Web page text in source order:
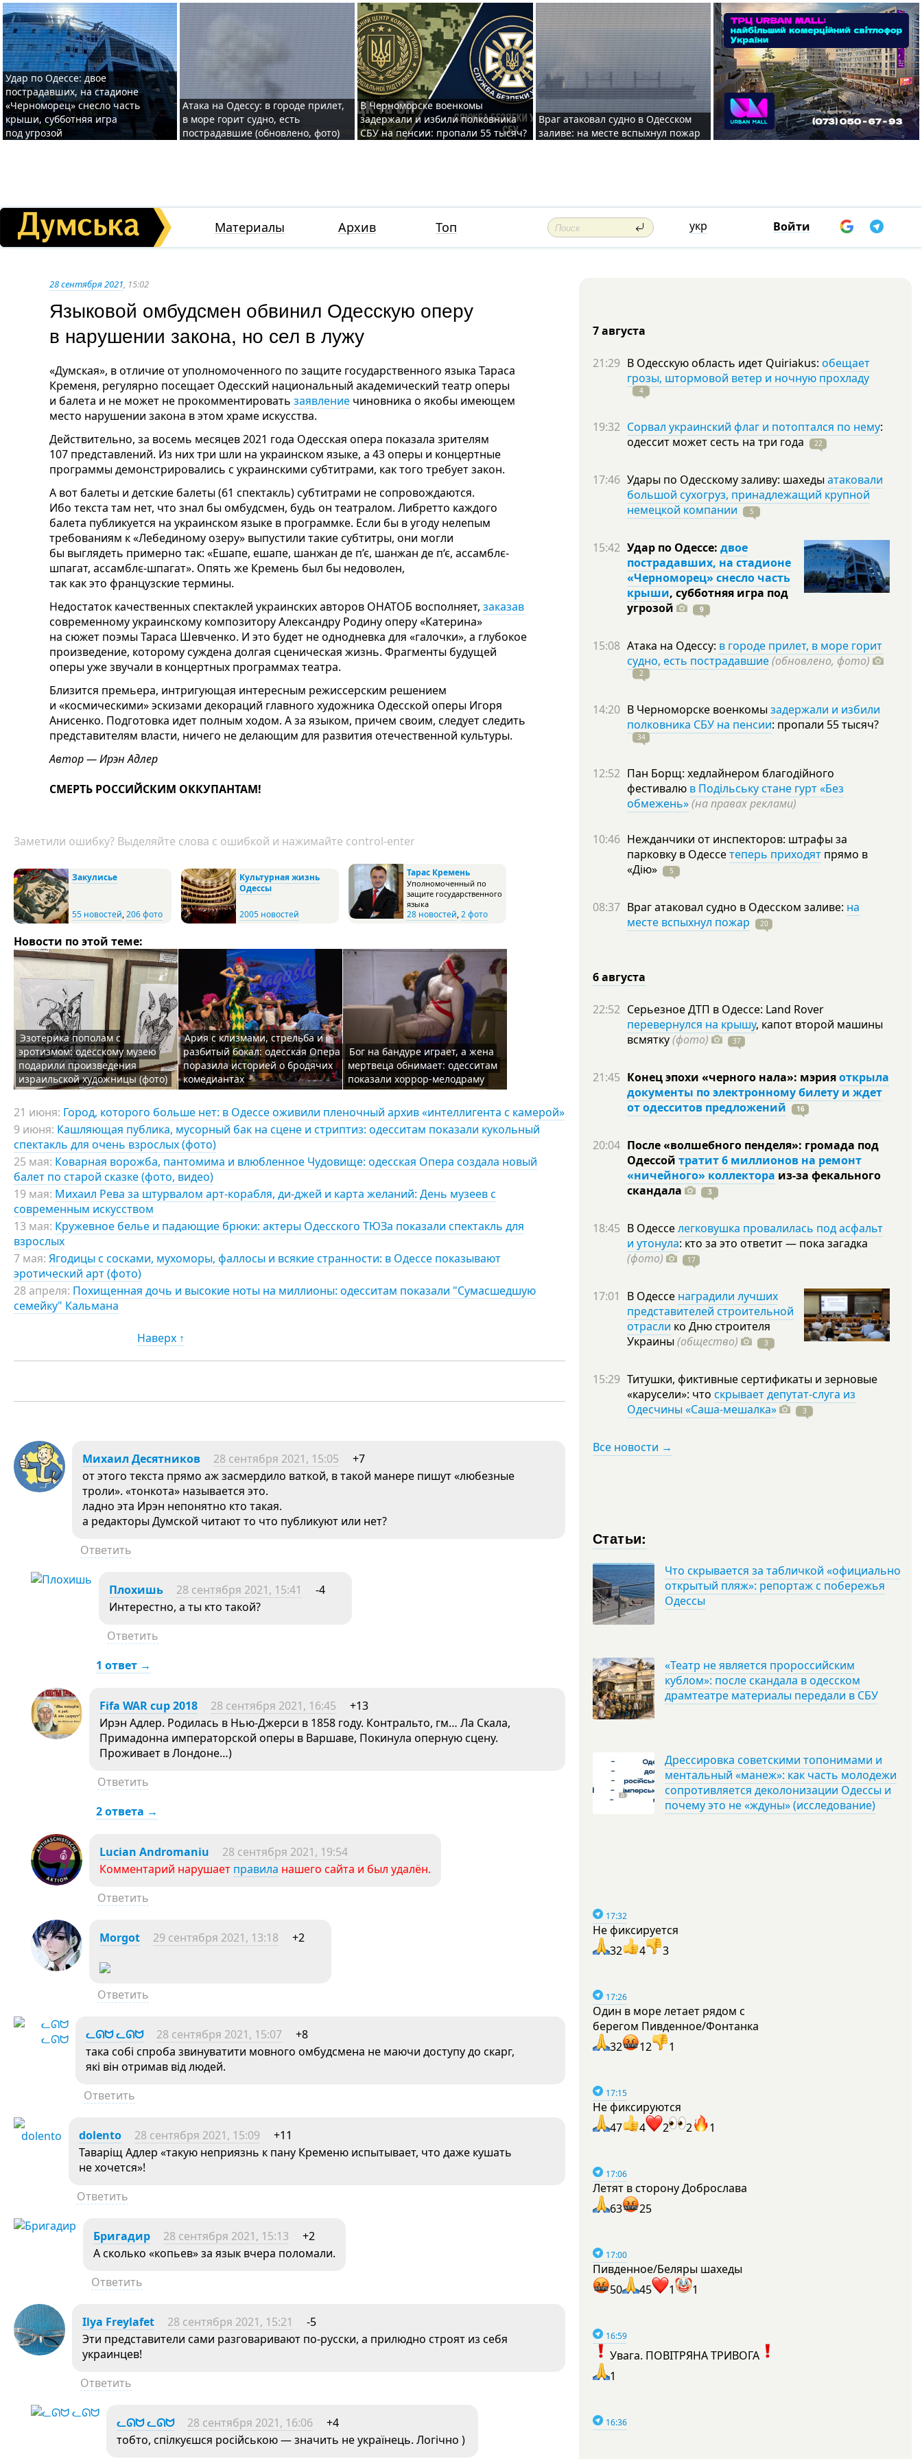
Удар по Одессе: двое
пострадавших, на стадионе
«Черноморец» снесло часть
крыши, субботняя игра
под угрозой
Атака на Одессу: в городе прилет,
в море горит судно, есть
пострадавшие (обновлено, фото)
В Черноморске военкомы
задержали и избили полковника
СБУ на пенсии: пропали 55 тысяч?
Враг атаковал судно в Одесском
заливе: на месте вспыхнул пожар
Материалы Архив Топ укр Войти
28 сентября 2021, 15:02
Языковой омбудсмен обвинил Одесскую оперу
в нарушении закона, но сел в лужу
«Думская», в отличие от уполномоченного по защите государственного языка Тараса
Кременя, регулярно посещает Одесский национальный академический театр оперы
и балета и не может не прокомментировать заявление чиновника о якобы имеющем
место нарушении закона в этом храме искусства.
Действительно, за восемь месяцев 2021 года Одесская опера показала зрителям
107 представлений. Из них три шли на украинском языке, а 43 оперы и концертные
программы демонстрировались с украинскими субтитрами, как того требует закон.
А вот балеты и детские балеты (61 спектакль) субтитрами не сопровождаются.
Ибо текста там нет, что знал бы омбудсмен, будь он театралом. Либретто каждого
балета публикуется на украинском языке в программке. Если бы в угоду нелепым
требованиям к «Лебединому озеру» выпустили такие субтитры, они могли
бы выглядеть примерно так: «Ешапе, ешапе, шанжан де п’є, шанжан де п‘є, ассамблє-
шпагат, ассамблє-шпагат». Опять же Кремень был бы недоволен,
так как это французские термины.
Недостаток качественных спектаклей украинских авторов ОНАТОБ восполняет, заказав
современному украинскому композитору Александру Родину оперу «Катерина»
на сюжет поэмы Тараса Шевченко. И это будет не однодневка для «галочки», а глубокое
произведение, которому суждена долгая сценическая жизнь. Фрагменты будущей
оперы уже звучали в концертных программах театра.
Близится премьера, интригующая интересным режиссерским решением
и «космическими» эскизами декораций главного художника Одесской оперы Игоря
Анисенко. Подготовка идет полным ходом. А за языком, причем своим, следует следить
представителям власти, ничего не делающим для развития отечественной культуры.
Автор — Ирэн Адлер
СМЕРТЬ РОССИЙСКИМ ОККУПАНТАМ!
Заметили ошибку? Выделяйте слова с ошибкой и нажимайте control-enter
Закулисье
55 новостей,206 фото
Культурная жизнь
Одессы
2005 новостей
Тарас Кремень
Уполномоченный по
защите государственного
языка
28 новостей,2 фото
Новости по этой теме:
Эзотерика пополам с
эротизмом: одесскому музею
подарили произведения
израильской художницы (фото)
Ария с клизмами, стрельба и
разбитый бокал: одесская Опера
поразила историей о бродячих
комедиантах
Бог на бандуре играет, а жена
мертвеца обнимает: одесситам
показали хоррор-мелодраму
21 июня: Город, которого больше нет: в Одессе оживили пленочный архив «интеллигента с камерой»
9 июня: Кашляющая публика, мусорный бак на сцене и стриптиз: одесситам показали кукольный
спектакль для очень взрослых (фото)
25 мая: Коварная ворожба, пантомима и влюбленное Чудовище: одесская Опера создала новый
балет по старой сказке (фото, видео)
19 мая: Михаил Рева за штурвалом арт-корабля, ди-джей и карта желаний: День музеев с
современным искусством
13 мая: Кружевное белье и падающие брюки: актеры Одесского ТЮЗа показали спектакль для
взрослых
7 мая: Ягодицы с сосками, мухоморы, фаллосы и всякие странности: в Одессе показывают
эротический арт (фото)
28 апреля: Похищенная дочь и высокие ноты на миллионы: одесситам показали "Сумасшедшую
семейку" Кальмана
Наверх ↑
Михаил Десятников 28 сентября 2021, 15:05
+7
от этого текста прямо аж засмердило ваткой, в такой манере пишут «любезные
троли». «тонкота» называется это.
ладно эта Ирэн непонятно кто такая.
а редакторы Думской читают то что публикуют или нет?
Ответить
Плохишь 28 сентября 2021, 15:41
-4
Интерестно, а ты кто такой?
Ответить
1 ответ →
Fifa WAR cup 2018 28 сентября 2021, 16:45
+13
Ирэн Адлер. Родилась в Нью-Джерси в 1858 году. Контральто, гм… Ла Скала,
Примадонна императорской оперы в Варшаве, Покинула оперную сцену.
Проживает в Лондоне…)
Ответить
2 ответа →
Lucian Andromaniu
28 сентября 2021, 19:54
Комментарий нарушает правила нашего сайта и был удалён.
Ответить
Morgot 29 сентября 2021, 13:18 +2
Ответить
ᓚᘏᗢ ᓚᘏᗢ 28 сентября 2021, 15:07
+8
така собі спроба звинуватити мовного омбудсмена не маючи доступу до скарг,
які він отримав від людей.
Ответить
dolento 28 сентября 2021, 15:09
+11
Таваріщ Адлер «такую неприязнь к пану Кременю испытывает, что даже кушать
не хочется»!
Ответить
Бригадир 28 сентября 2021, 15:13
+2
А сколько «копьев» за язык вчера поломали.
Ответить
Ilya Freylafet 28 сентября 2021, 15:21
-5
Эти представители сами разговаривают по-русски, а прилюдно строят из себя
украинцев!
Ответить
ᓚᘏᗢ ᓚᘏᗢ 28 сентября 2021, 16:06
+4
тобто, спілкуєшся російською — значить не українець. Логічно )
7 августа
21:29 В Одесскую область идет Quiriakus: обещает
грозы, штормовой ветер и ночную прохладу
4
19:32 Сорвал украинский флаг и потоптался по нему:
одессит может сесть на три года 22
17:46 Удары по Одесскому заливу: шахеды атаковали
большой сухогруз, принадлежащий крупной
немецкой компании
5
15:42 Удар по Одессе: двое
пострадавших, на стадионе
«Черноморец» снесло часть
крыши, субботняя игра под
угрозой
9
15:08 Атака на Одессу: в городе прилет, в море горит
судно, есть пострадавшие(обновлено, фото)
2
14:20 В Черноморске военкомы задержали и избили
полковника СБУ на пенсии: пропали 55тысяч?
34
12:52 Пан Борщ: хедлайнером благодійного
фестивалю в Подільську стане гурт «Без
обмежень»(на правах реклами)
10:46 Нежданчики от инспекторов: штрафы за
парковку в Одессетеперь приходят прямо в
«Дію»
5
08:37 Враг атаковал судно в Одесском заливе: на
месте вспыхнул пожар
20
6 августа
22:52 Серьезное ДТП в Одессе: Land Rover
перевернулся на крышу, капот второй машины
всмятку(фото) 37
21:45 Конец эпохи «черного нала»: мэрияоткрыла
документы по электронному билету и ждет
от одесситов предложений
16
20:04 После «волшебного пенделя»: громада под
Одессой тратит 6 миллионов на ремонт
«ничейного» коллектора из-за фекального
скандала
3
18:45 В Одесселегковушка провалилась под асфальт
и утонула: кто за это ответит — пока загадка
(фото)
17
17:01 В Одессе наградили лучших
представителей строительной
отрасли ко Дню строителя
Украины (общество) 3
15:29 Титушки, фиктивные сертификаты и зерновые
«карусели»: что скрывает депутат-слуга из
Одесчины «Саша-мешалка»
3
Все новости →
Статьи:
Что скрывается за табличкой «официально
открытый пляж»: репортаж с побережья
Одессы
«Театр не является пророссийским
кублом»: после скандала в одесском
драмтеатре материалы передали в СБУ
Дрессировка советскими топонимами и
ментальный «манеж»: как часть молодежи
сопротивляется деколонизации Одессы и
почему это не «ждуны» (исследование)
17:32
Не фиксируется
32
4 3
17:26
Один в море летает рядом с
берегом Пивденное/Фонтанка
32
12 1
17:15
Не фиксируются
47
4 2 2 1
17:06
Летят в сторону Доброслава
63
25
17:00
Пивденное/Беляры шахеды
50
45 1 1
16:59
Увага. ПОВІТРЯНА ТРИВОГА
1
16:36